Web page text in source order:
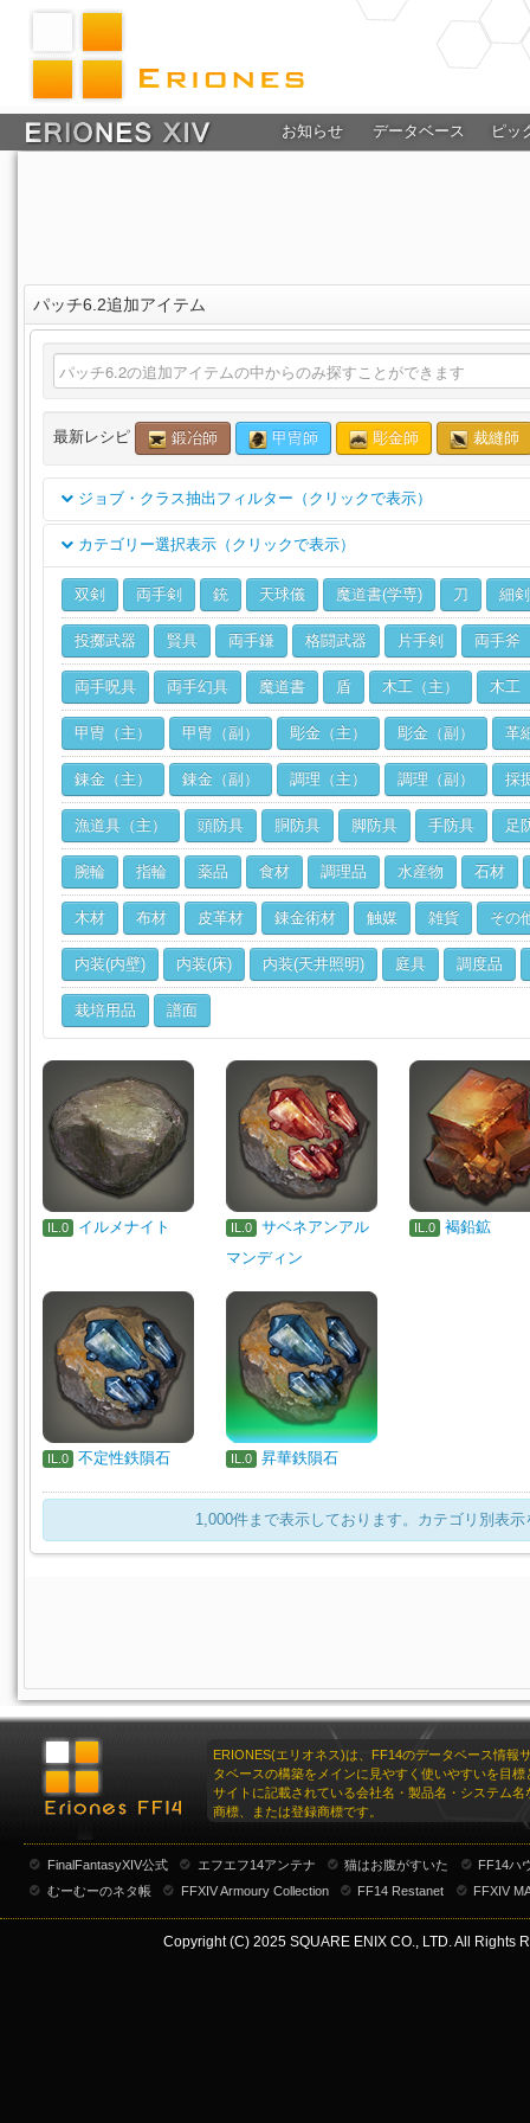
お知らせ データベース ピッ
パッチ6.2追加アイテム
最新レシピ 鍛冶師 甲冑師 彫金師 裁縫師
ジョブ・クラス抽出フィルター（クリックで表示）
クラス
ジョブ
カテゴリー選択表示（クリックで表示）
双剣 両手剣 銃 天球儀 魔道書(学専) 刀 細剣
投擲武器 賢具 両手鎌 格闘武器 片手剣 両手斧
両手呪具 両手幻具 魔道書 盾 木工（主） 木工
甲冑（主） 甲冑（副） 彫金（主） 彫金（副） 革
錬金（主） 錬金（副） 調理（主） 調理（副） 採
漁道具（主） 頭防具 胴防具 脚防具 手防具 足
腕輪 指輪 薬品 食材 調理品 水産物 石材
木材 布材 皮革材 錬金術材 触媒 雑貨 その
内装(内壁) 内装(床) 内装(天井照明) 庭具 調度品
栽培用品 譜面
IL.0 イルメナイト IL.0
サベネアンアル
マンディン
IL.0 褐鉛鉱
IL.0 不定性鉄隕石 IL.0 昇華鉄隕石
1,000件まで表示しております。カテゴリ別表
ERIONES(エリオネス)は、FF14のデータベース情報
タベースの構築をメインに見やすく使いやすいを目標
サイトに記載されている会社名・製品名・システム名
商標、または登録商標です。
FinalFantasyXIV公式 エフエフ14アンテナ 猫はお腹がすいた
FF14ハ
むーむーのネタ帳
FFXIV Armoury Collection FF14 Restanet FFXIV
Copyright (C) 2025 SQUARE ENIX CO., LTD. All Rights